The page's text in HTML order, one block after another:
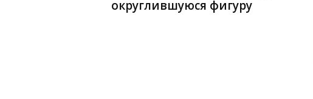
округлившуюся фигуру